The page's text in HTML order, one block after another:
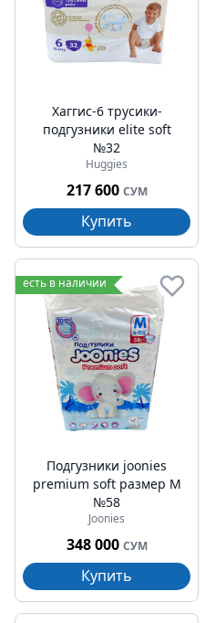
Хаггис-6 трусики-
подгузники elite soft
№32
Huggies
217 600 СУМ
Купить
есть в наличии
Подгузники joonies
premium soft pазмер M
№58
Joonies
348 000 СУМ
Купить